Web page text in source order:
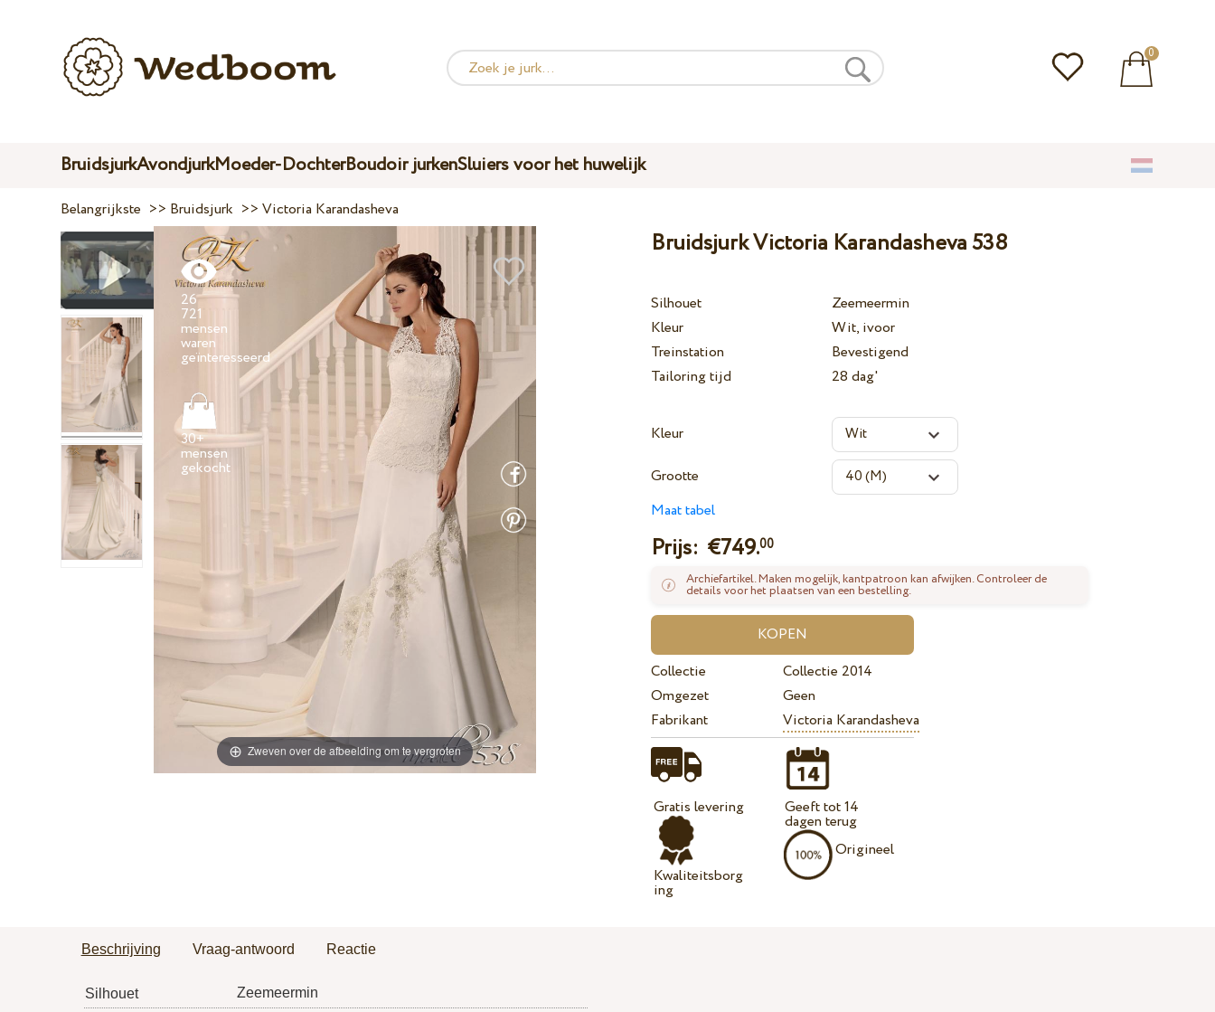
0
BruidsjurkAvondjurkMoeder-DochterBoudoir jurkenSluiers voor het huwelijk
Belangrijkste >> Bruidsjurk >>Victoria Karandasheva
Zweven over de afbeelding om te vergroten
26
721
mensen
waren
geïnteresseerd
30+
mensen
Bruidsjurk Victoria Karandasheva 538
Silhouet
Zeemeermin
Kleur
Wit, ivoor
Treinstation
Bevestigend
Tailoring tijd
28 dag'
Kleur
Grootte
Maat tabel
Prijs: €749.00
Archiefartikel. Maken mogelijk, kantpatroon kan afwijken. Controleer de
details voor het plaatsen van een bestelling.
Collectie
Collectie 2014
Omgezet
Geen
Fabrikant
Victoria Karandasheva
Gratis levering
Kwaliteitsborg
ing
Geeft tot 14
dagen terug
Origineel
Beschrijving Vraag-antwoord Reactie
Silhouet
Zeemeermin